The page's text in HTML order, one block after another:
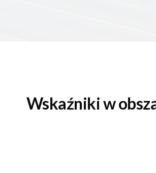
Wskaźniki w